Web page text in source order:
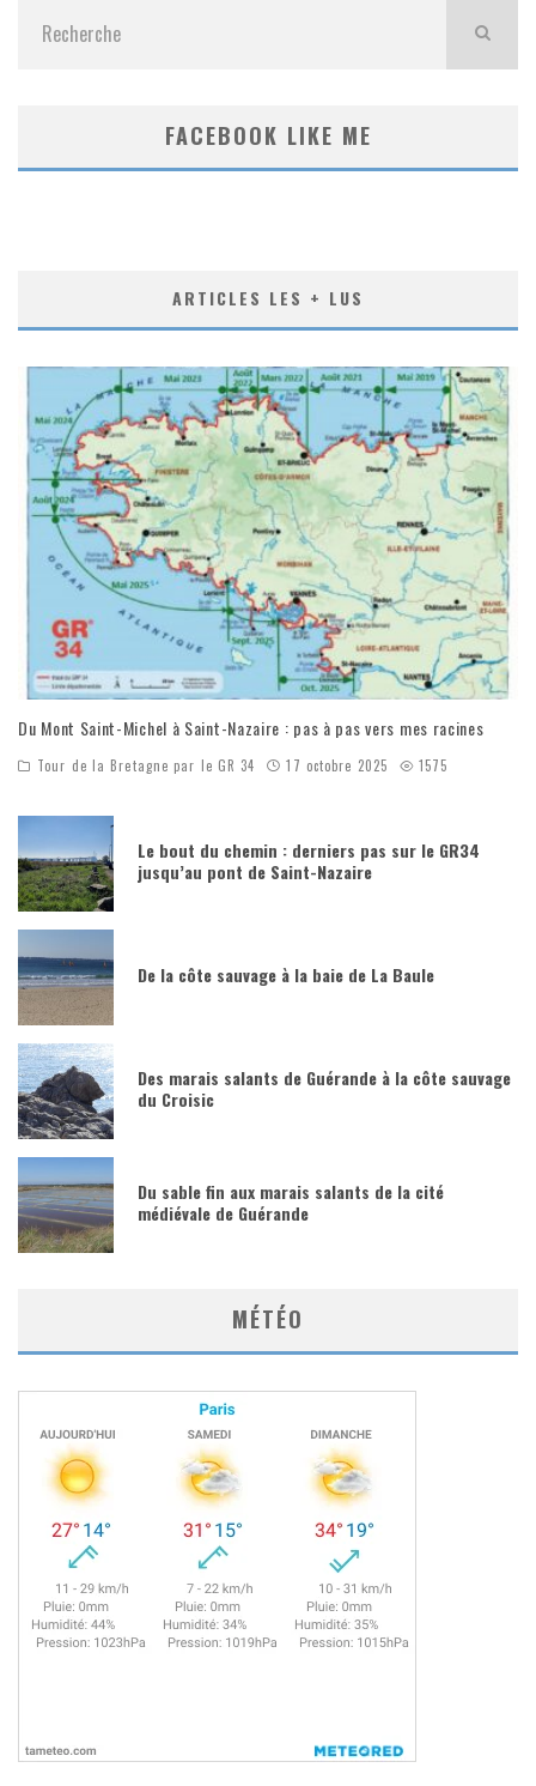
FACEBOOK LIKE ME
ARTICLES LES + LUS
Du Mont Saint-Michel à Saint-Nazaire : pas à pas vers mes racines
Tour de la Bretagne par le GR 34 17 octobre 2025 1575
Le bout du chemin : derniers pas sur le GR34
jusqu’au pont de Saint-Nazaire
De la côte sauvage à la baie de La Baule
Des marais salants de Guérande à la côte sauvage
du Croisic
Du sable fin aux marais salants de la cité
médiévale de Guérande
MÉTÉO